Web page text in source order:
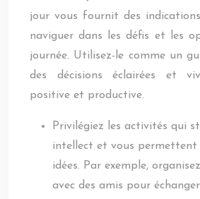
jour vous fournit des
naviguer dans les défis et les
journée. Utilisez-le comme un
des décisions éclairées et
positive et productive.
Privilégiez les activités qui
intellect et vous permettent
idées. Par exemple,
avec des amis pour